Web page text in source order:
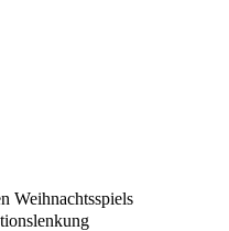
Weihnachtsspiels